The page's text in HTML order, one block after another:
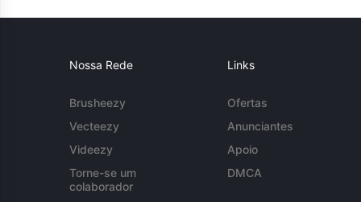
Nossa Rede
Brusheezy
Vecteezy
Videezy
Torne-se um
colaborador
Links
Ofertas
Anunciantes
Apoio
DMCA